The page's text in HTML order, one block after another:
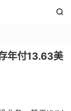

年付13.63美